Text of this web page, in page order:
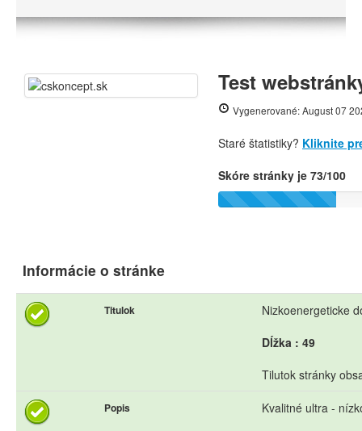
Test
Vygenerované: August 07
Staré štatistiky? Kliknite
Skóre stránky je 73/100
Informácie o stránke
Titulok
Nizkoenergeticke
Dĺžka : 49
Tilutok stránky
Popis
Kvalitné ultra -